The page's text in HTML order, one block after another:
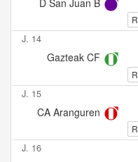
J. 14
Gazteak CF
J. 15
CA Aranguren
J. 16